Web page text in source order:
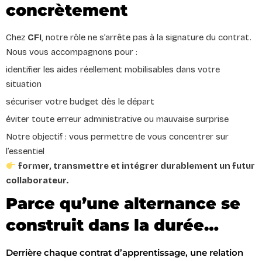
concrètement
Chez CFI, notre rôle ne s’arrête pas à la signature du contrat.
Nous vous accompagnons pour :
identifier les aides réellement mobilisables dans votre
situation
sécuriser votre budget dès le départ
éviter toute erreur administrative ou mauvaise surprise
Notre objectif : vous permettre de vous concentrer sur
l’essentiel
former, transmettre et intégrer durablement un futur
collaborateur.
Parce qu’une alternance se
construit dans la durée…
Derrière chaque contrat d’apprentissage, une relation